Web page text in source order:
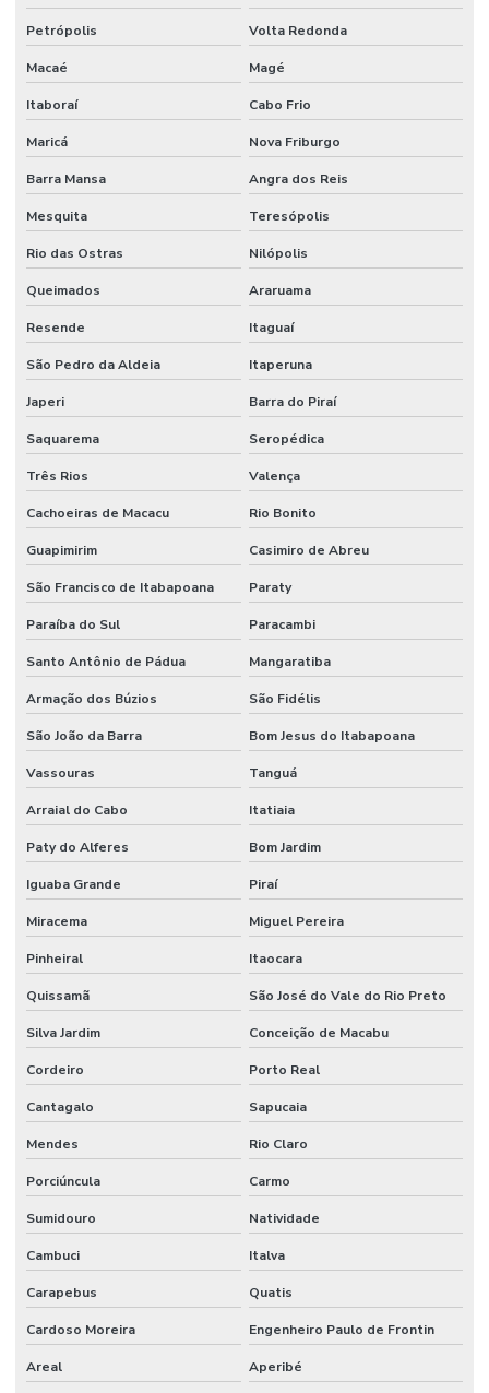
Píer de fibra de vidro
Píer fixo
Píer fixo preço
Píer fixo projeto
Píer flutuante
Píer flutuante de madeira
Píer flutuante modular
Píer flutuante a venda
Píer de madeira
Píer de madeira flutuante
Preço de píer fixo
Preço de píer flutuante
Projeto píer fixo
Projeto píer flutuante
Venda de píer flutuante
Petrópolis Volta Redonda
Macaé Magé
Itaboraí Cabo Frio
Maricá Nova Friburgo
Barra Mansa Angra dos Reis
Mesquita Teresópolis
Rio das Ostras Nilópolis
Queimados Araruama
Resende Itaguaí
São Pedro da Aldeia Itaperuna
Japeri Barra do Piraí
Saquarema Seropédica
Três Rios Valença
Cachoeiras de Macacu Rio Bonito
Guapimirim Casimiro de Abreu
São Francisco de Itabapoana Paraty
Paraíba do Sul Paracambi
Santo Antônio de Pádua Mangaratiba
Armação dos Búzios São Fidélis
São João da Barra Bom Jesus do Itabapoana
Vassouras Tanguá
Arraial do Cabo Itatiaia
Paty do Alferes Bom Jardim
Iguaba Grande Piraí
Miracema Miguel Pereira
Pinheiral Itaocara
Quissamã São José do Vale do Rio Preto
Silva Jardim Conceição de Macabu
Cordeiro Porto Real
Cantagalo Sapucaia
Mendes Rio Claro
Porciúncula Carmo
Sumidouro Natividade
Cambuci Italva
Carapebus Quatis
Cardoso Moreira Engenheiro Paulo de Frontin
Areal Aperibé